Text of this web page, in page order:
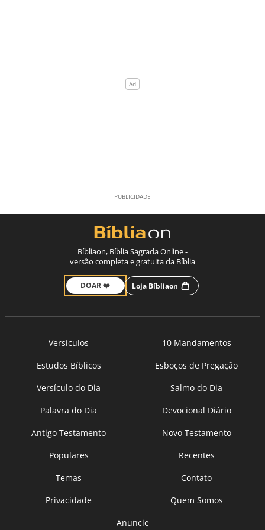
Bíbliaon, Bíblia Sagrada Online -
versão completa e gratuita da Bíblia
DOAR ❤️ Loja Bíbliaon
Versículos
10 Mandamentos
Estudos Bíblicos
Esboços de Pregação
Versículo do Dia
Salmo do Dia
Palavra do Dia
Devocional Diário
Antigo Testamento
Novo Testamento
Populares
Recentes
Temas
Contato
Privacidade
Quem Somos
Anuncie